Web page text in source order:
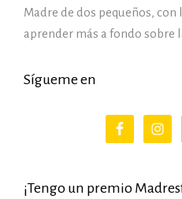
Madre de dos pequeños, con
aprender más a fondo sobre
Sígueme en
¡Tengo un premio